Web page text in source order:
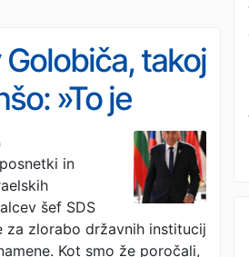
takoj
»To je
ob kateri
obračal v
in
šef SDS
za zlorabo državnih institucij
Kot smo že poročali,